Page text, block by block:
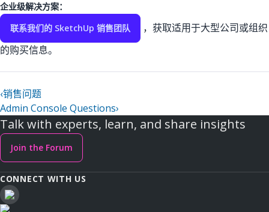
企业级解决方案：
联系我们的 SketchUp 销售团队
，获取适用于大型公司或组织
的购买信息。
‹销售问题
Admin Console Questions›
Talk with experts, learn, and share insights
Join the Forum
CONNECT WITH US